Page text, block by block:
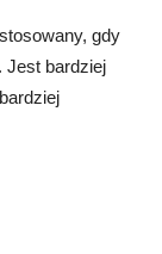
gdy
Jest bardziej